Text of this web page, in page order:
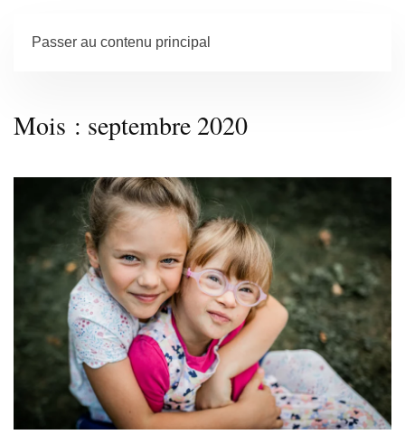
Passer au contenu principal
Mois : septembre 2020